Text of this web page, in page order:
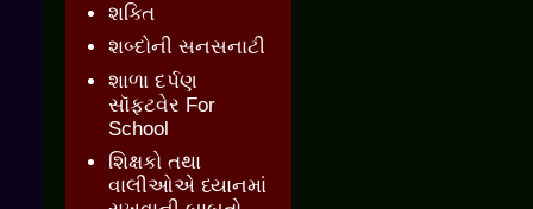
શક્તિ
શબ્દોની સનસનાટી
શાળા દર્પણ
સૉફ્ટવેર For
School
શિક્ષકો તથા
વાલીઓએ ધ્યાનમાં